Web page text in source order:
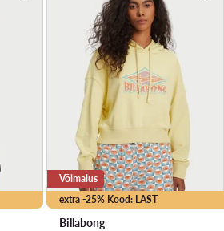
extra -25% Kood: LAST
Võimalus
Billabong